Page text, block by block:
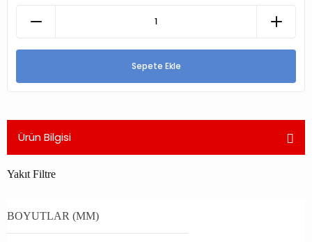
Sepete Ekle
Ürün Bilgisi
Yakıt Filtre
BOYUTLAR (MM)